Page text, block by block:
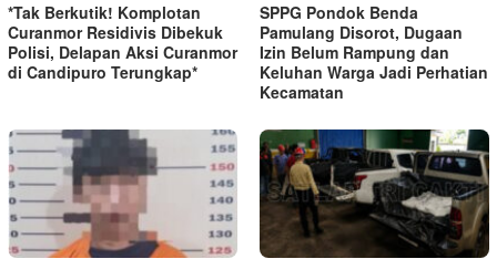
*Tak Berkutik! Komplotan
Curanmor Residivis Dibekuk
Polisi, Delapan Aksi Curanmor
di Candipuro Terungkap*
SPPG Pondok Benda
Pamulang Disorot, Dugaan
Izin Belum Rampung dan
Keluhan Warga Jadi Perhatian
Kecamatan